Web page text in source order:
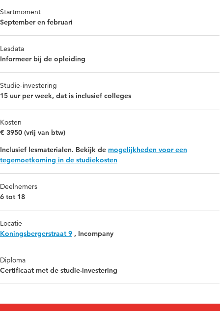
Startmoment
September en februari
Lesdata
Informeer bij de opleiding
Studie-investering
15 uur per week, dat is inclusief colleges
Kosten
€ 3950 (vrij van btw)
Inclusief lesmaterialen. Bekijk de mogelijkheden voor een
tegemoetkoming in de studiekosten
Deelnemers
6 tot 18
Locatie
Koningsbergerstraat 9 , Incompany
Diploma
Certificaat met de studie-investering